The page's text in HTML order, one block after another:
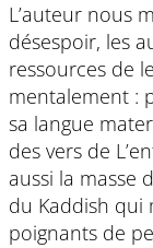
L’auteur nous
désespoir, les
ressources de
mentalement :
sa langue
des vers de
aussi la masse
du Kaddish qui
poignants de